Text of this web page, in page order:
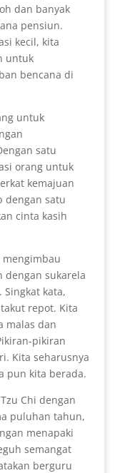
dan banyak
pensiun.
kecil, kita
untuk
bencana di
untuk
satu
orang untuk
kemajuan
dengan satu
cinta kasih
dengan sukarela
kata,
repot. Kita
malas dan
pikiran
Kita seharusnya
pun kita berada.
Chi dengan
puluhan tahun,
menapaki
semangat
berguru